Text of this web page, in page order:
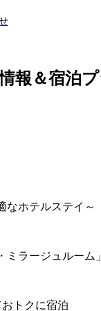
報＆宿泊
なホテルステイ～
ミラージュルーム
トクに宿泊